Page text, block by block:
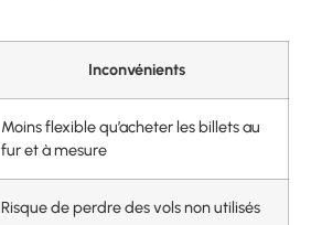
Inconvénients
Moins flexible qu’acheter les billets au
fur et à mesure
Risque de perdre des vols non utilisés